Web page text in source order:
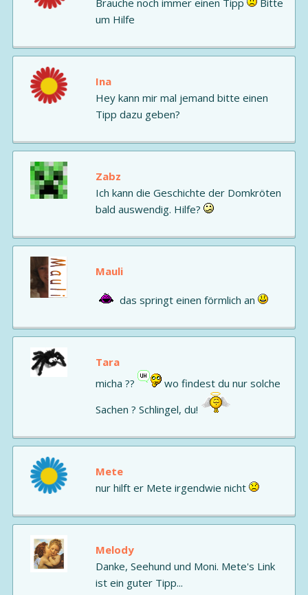
Brauche noch immer einen Tipp
Bitte
um Hilfe
Ina
Hey kann mir mal jemand bitte einen
Tipp dazu geben?
Zabz
Ich kann die Geschichte der Domkröten
bald auswendig. Hilfe?
Mauli
das springt einen förmlich an
Tara
micha ??
wo findest du nur solche
Sachen ? Schlingel, du!
Mete
nur hilft er Mete irgendwie nicht
Melody
Danke, Seehund und Moni. Mete's Link
ist ein guter Tipp...